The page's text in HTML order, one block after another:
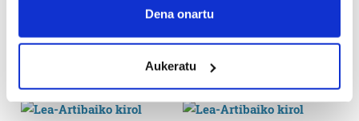
Collect information about your geographical
Identify your device by actively scanning it for
specific characteristics (fingerprinting)
Find out more about how your personal data is processed
Dena onartu
Aukeratu